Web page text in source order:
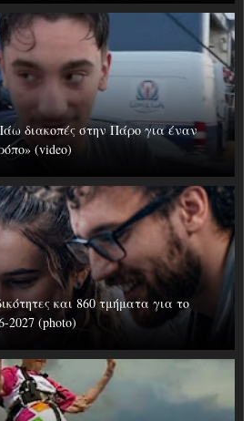
διακοπές στην Πάρο για έναν
(video)
και 860 τμήματα για το
2027 (photo)